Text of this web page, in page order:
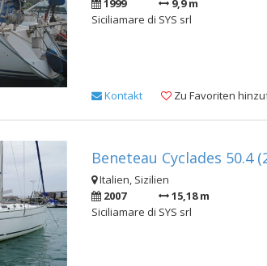
Siciliamare di SYS srl
Kontakt Zu Favoriten
Beneteau Cyclades 50.4
Italien, Sizilien
2007
15,18 m
Siciliamare di SYS srl